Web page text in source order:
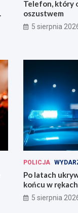
Telefon, który
oszustwem
5 sierpnia
POLICJA
Po latach
końcu w
5 sierpnia